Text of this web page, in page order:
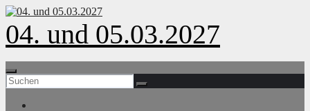
Zum
Inhalt
springen
04. und 05.03.2027